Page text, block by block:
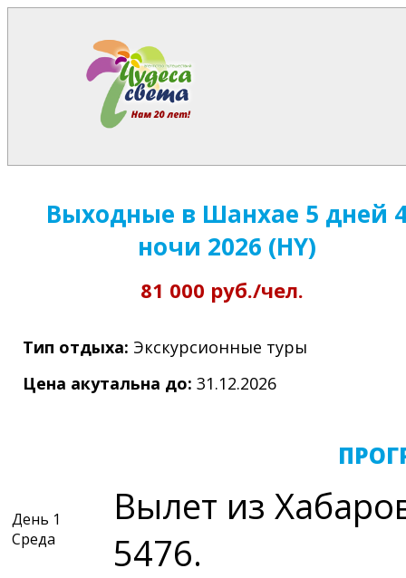
Выходные в Шанхае 5 дней
ночи 2026 (HY)
81 000 руб./чел.
Тип отдыха: Экскурсионные туры
Цена акутальна до: 31.12.2026
День 1
Среда
Вылет из
5476.